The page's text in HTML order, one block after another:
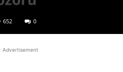
652 0
Advertisement